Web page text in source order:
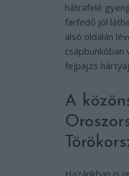
hátrafelé
farfedő jól
alsó oldalán
fejpajzs
A
Hazánkban is